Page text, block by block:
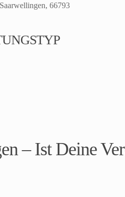
66793
– Ist Deine